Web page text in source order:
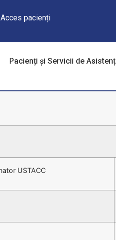
Acces pacienți
Pacienți și Servicii de
USTACC